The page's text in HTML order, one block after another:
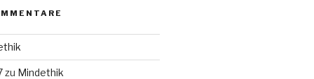
zu Mindethik